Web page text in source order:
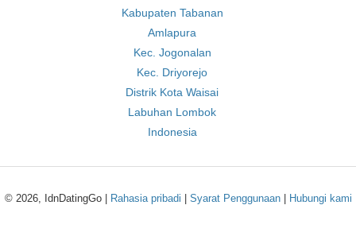
Kabupaten Tabanan
Amlapura
Kec. Jogonalan
Kec. Driyorejo
Distrik Kota Waisai
Labuhan Lombok
Indonesia
© 2026, IdnDatingGo | Rahasia pribadi Syarat Penggunaan| Hubungi kami